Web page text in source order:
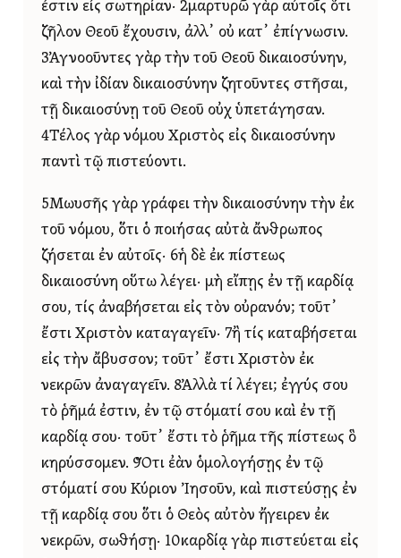
ἐστιν εἰς σωτηρίαν· 2μαρτυρῶ γὰρ αὐτοῖς ὅτι
ζῆλον Θεοῦ ἔχουσιν, ἀλλ᾿ οὐ κατ᾿ ἐπίγνωσιν.
3Ἀγνοοῦντες γὰρ τὴν τοῦ Θεοῦ δικαιοσύνην,
καὶ τὴν ἰδίαν δικαιοσύνην ζητοῦντες στῆσαι,
τῇ δικαιοσύνῃ τοῦ Θεοῦ οὐχ ὑπετάγησαν.
4Τέλος γὰρ νόμου Χριστὸς εἰς δικαιοσύνην
παντὶ τῷ πιστεύοντι.
5Μωυσῆς γὰρ γράφει τὴν δικαιοσύνην τὴν ἐκ
τοῦ νόμου, ὅτι ὁ ποιήσας αὐτὰ ἄνθρωπος
ζήσεται ἐν αὐτοῖς· 6ἡ δὲ ἐκ πίστεως
δικαιοσύνη οὕτω λέγει· μὴ εἴπῃς ἐν τῇ καρδίᾳ
σου, τίς ἀναβήσεται εἰς τὸν οὐρανόν; τοῦτ᾿
ἔστι Χριστὸν καταγαγεῖν· 7ἢ τίς καταβήσεται
εἰς τὴν ἄβυσσον; τοῦτ᾿ ἔστι Χριστὸν ἐκ
νεκρῶν ἀναγαγεῖν. 8Ἀλλὰ τί λέγει; ἐγγύς σου
τὸ ῥῆμά ἐστιν, ἐν τῷ στόματί σου καὶ ἐν τῇ
καρδίᾳ σου· τοῦτ᾿ ἔστι τὸ ῥῆμα τῆς πίστεως ὃ
κηρύσσομεν. 9Ὅτι ἐὰν ὁμολογήσῃς ἐν τῷ
στόματί σου Κύριον Ἰησοῦν, καὶ πιστεύσῃς ἐν
τῇ καρδίᾳ σου ὅτι ὁ Θεὸς αὐτὸν ἤγειρεν ἐκ
νεκρῶν, σωθήσῃ· 10καρδίᾳ γὰρ πιστεύεται εἰς